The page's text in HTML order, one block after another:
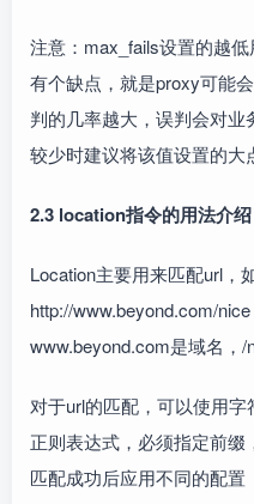
注意：max_fails设置的越
有个缺点，就是proxy可能
判的几率越大，误判会对
较少时建议将该值设置的大
2.3 location指令的用法介绍
Location主要用来匹配url，
http://www.beyond.com/
www.beyond.com是域名，/
对于url的匹配，可以使用
正则表达式，必须指定前缀
匹配成功后应用不同的配置